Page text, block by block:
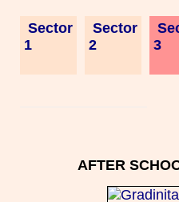
Sector
1
Sector
2
3
AFTER